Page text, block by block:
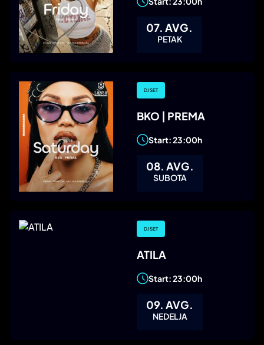
07. AVG.
PETAK
DJ SET
BKO | PREMA
Start: 23:00h
08. AVG.
SUBOTA
DJ SET
ATILA
Start: 23:00h
09. AVG.
NEDELJA